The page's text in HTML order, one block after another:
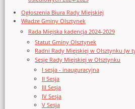
Ogłoszenia Biura Rady Miejskiej
Władze Gminy Olsztynek
Rada Miejska kadencja 2024-2029
Statut Gminy Olsztynek
Radni Rady Miejskiej w Olsztynku (w
Sesje Rady Miejskiej w Olsztynku
I sesja - inauguracyjna
II Sesja
III Sesja
IV Sesja
V Sesja